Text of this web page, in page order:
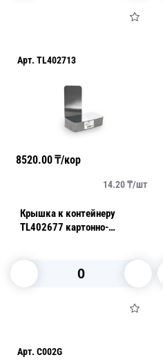
Арт. TL402713
8520.00₸/кор
14.20₸/шт
Крышка к контейнеру
TL402677 картонно-
Арт. C002G